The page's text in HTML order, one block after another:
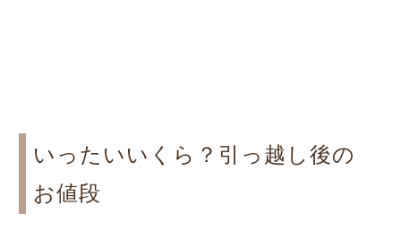
いったいいくら？引っ越し後の
お値段